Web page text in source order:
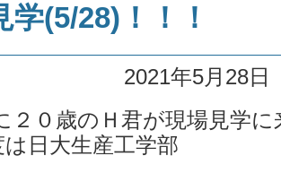
学(5/28)！！！
2021年5月28日
２０歳のＨ君が現場見学
は日大生産工学部